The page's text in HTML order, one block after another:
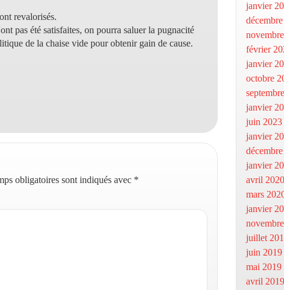
revalorisés.
pas été satisfaites, on pourra saluer la pugnacité
de la chaise vide pour obtenir gain de cause.
obligatoires sont indiqués avec *
janvier
février
janvier
octobre
janvier
juin 2023
janvier
janvier
avril 2020
mars
janvier
juillet
juin 2019
mai 2019
avril 2019